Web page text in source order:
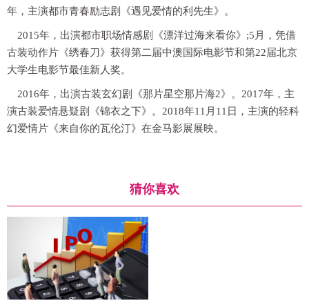
年，主演都市青春励志剧《遇见爱情的利先生》。
2015年，出演都市职场情感剧《漂洋过海来看你》;5月，凭借
古装动作片《绣春刀》获得第二届中澳国际电影节和第22届北京
大学生电影节最佳新人奖。
2016年，出演古装玄幻剧《那片星空那片海2》。2017年，主
演古装爱情悬疑剧《锦衣之下》。2018年11月11日，主演的轻科
幻爱情片《来自你的瓦伦汀》在金马影展展映。
猜你喜欢